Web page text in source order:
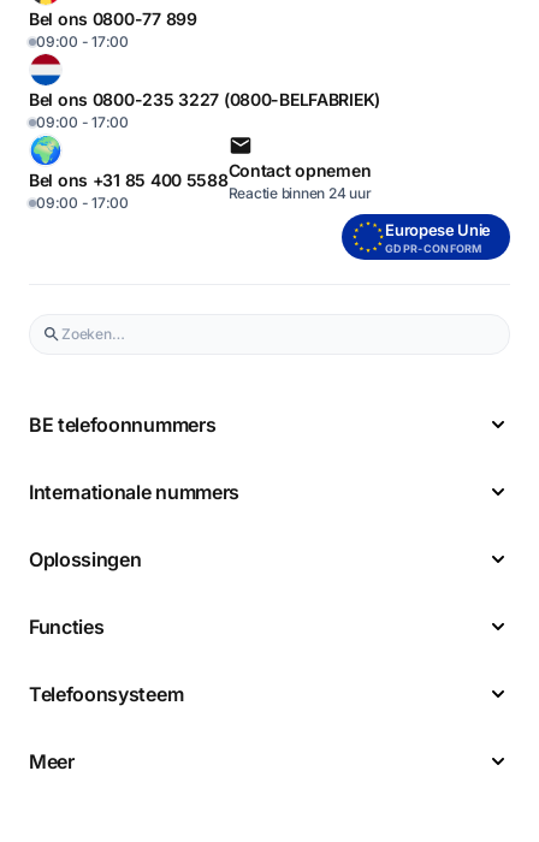
Bel ons 0800-77 899
09:00 - 17:00
Bel ons 0800-235 3227 (0800-BELFABRIEK)
09:00 - 17:00
Bel ons +31 85 400 5588
09:00 - 17:00
Contact opnemen
Reactie binnen 24 uur
Europese Unie
GDPR-CONFORM
BE telefoonnummers
Internationale nummers
Oplossingen
Functies
Telefoonsysteem
Meer